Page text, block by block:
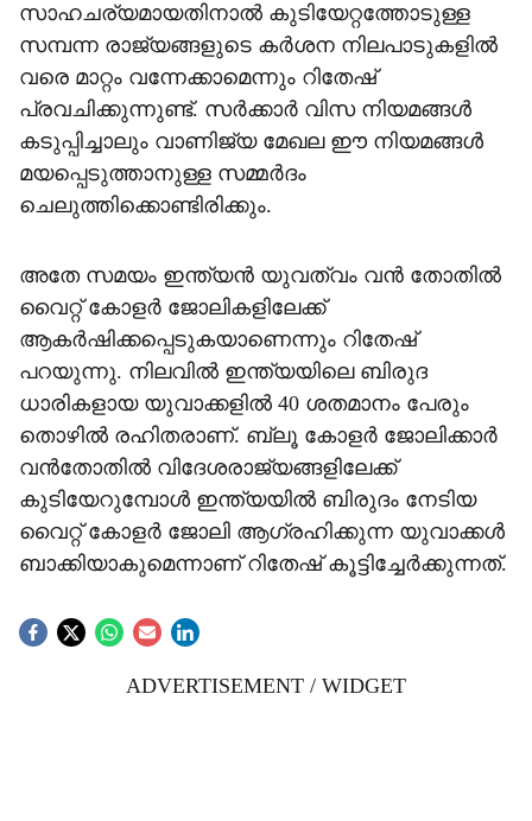
സാഹചര്യമായതിനാൽ കുടിയേറ്റത്തോടുള്ള
സമ്പന്ന രാജ്യങ്ങളുടെ കർശന നിലപാടുകളിൽ
വരെ മാറ്റം വന്നേക്കാമെന്നും റിതേഷ്
പ്രവചിക്കുന്നുണ്ട്. സർക്കാർ വിസ നിയമങ്ങൾ
കടുപ്പിച്ചാലും വാണിജ്യ മേഖല ഈ നിയമങ്ങൾ
മയപ്പെടുത്താനുള്ള സമ്മർദം
ചെലുത്തിക്കൊണ്ടിരിക്കും.
അതേ സമയം ഇന്ത്യൻ യുവത്വം വൻ തോതിൽ
വൈറ്റ് കോളർ ജോലികളിലേക്ക്
ആകർഷിക്കപ്പെടുകയാണെന്നും റിതേഷ്
പറയുന്നു. നിലവിൽ ഇന്ത്യയിലെ ബിരുദ
ധാരികളായ യുവാക്കളിൽ 40 ശതമാനം പേരും
തൊഴിൽ രഹിതരാണ്. ബ്ലൂ കോളർ ജോലിക്കാർ
വൻതോതിൽ വിദേശരാജ്യങ്ങളിലേക്ക്
കുടിയേറുമ്പോൾ ഇന്ത്യയിൽ ബിരുദം നേടിയ
വൈറ്റ് കോളർ ജോലി ആഗ്രഹിക്കുന്ന യുവാക്കൾ
ബാക്കിയാകുമെന്നാണ് റിതേഷ് കൂട്ടിച്ചേർക്കുന്നത്.
ADVERTISEMENT / WIDGET